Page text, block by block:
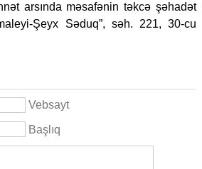
arsında məsafənin təkcə şəhadət
Şeyx Səduq”, səh. 221, 30-cu
Vebsayt
Başlıq